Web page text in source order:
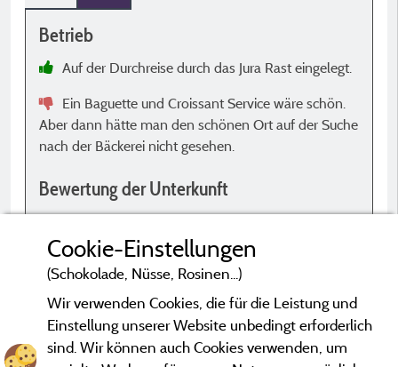
Betrieb
Auf der Durchreise durch das Jura Rast eingelegt.
Ein Baguette und Croissant Service wäre schön.
Aber dann hätte man den schönen Ort auf der Suche
nach der Bäckerei nicht gesehen.
Bewertung der Unterkunft
Alles gut.
Cookie-Einstellungen
(Schokolade, Nüsse, Rosinen...)
Wir verwenden Cookies, die für die Leistung und
Einstellung unserer Website unbedingt erforderlich
sind. Wir können auch Cookies verwenden, um